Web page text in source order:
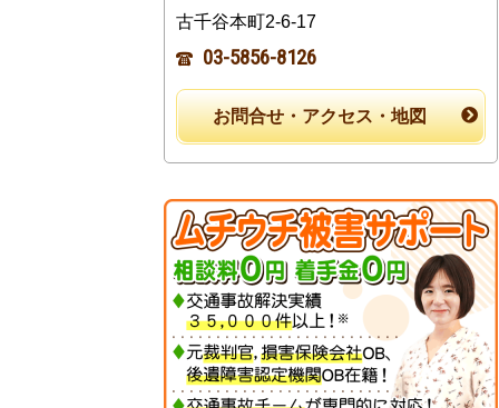
古千谷本町2-6-17
03-5856-8126
お問合せ・アクセス・地図